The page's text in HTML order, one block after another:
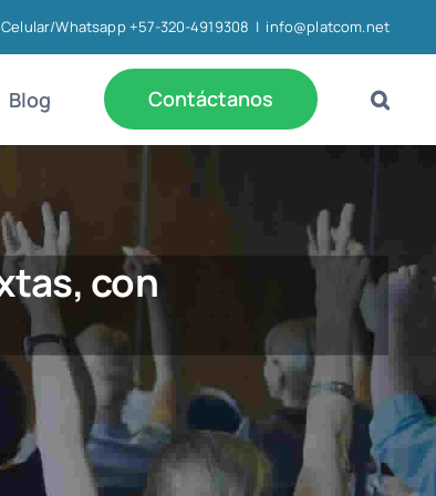
Celular/Whatsapp +57-320-4919308 | info@platcom.net
Blog Contáctanos